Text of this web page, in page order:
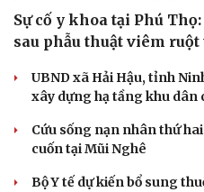
Cải chính
Sự cố y khoa tại Phú
sau phẫu thuật viêm ruột
UBND xã Hải Hậu, tỉnh
xây dựng hạ tầng khu dân
Cứu sống nạn nhân thứ
cuốn tại Mũi Nghê
Bộ Y tế dự kiến bổ sung